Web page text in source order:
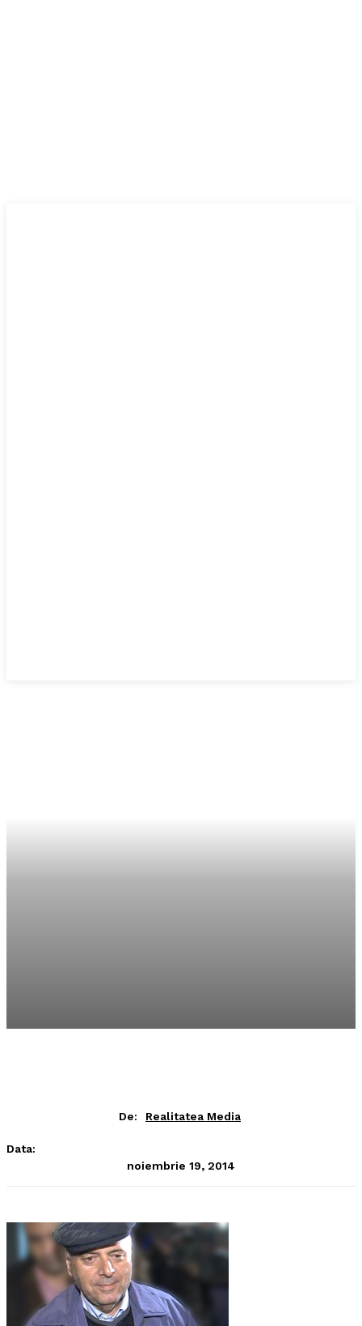
De: Realitatea Media
Data:
noiembrie 19, 2014